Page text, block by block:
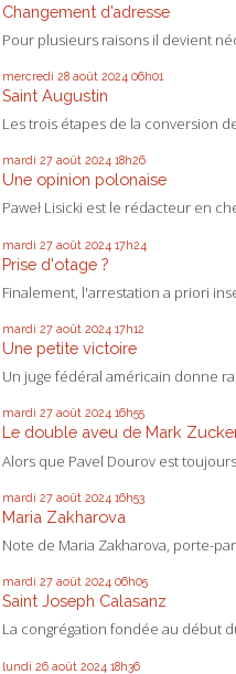
Changement d’adresse
Pour plusieurs raisons il devient
mercredi 28 août 2024 06h01
Saint Augustin
Les trois étapes de la conversion
mardi 27 août 2024 18h26
Une opinion polonaise
Paweł Lisicki est le rédacteur en
mardi 27 août 2024 17h24
Prise d'otage ?
Finalement, l'arrestation a priori
mardi 27 août 2024 17h12
Une petite victoire
Un juge fédéral américain donne
mardi 27 août 2024 16h55
Le double aveu de Mark
Alors que Pavel Dourov est toujours
mardi 27 août 2024 16h53
Maria Zakharova
Note de Maria Zakharova, porte-
mardi 27 août 2024 06h05
Saint Joseph Calasanz
La congrégation fondée au début
lundi 26 août 2024 18h36